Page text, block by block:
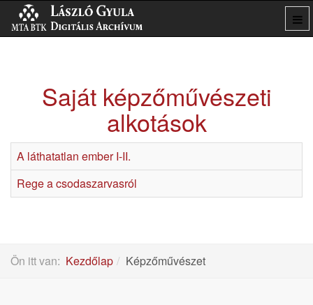
Saját képzőművészeti
alkotások
A láthatatlan ember I-II.
Rege a csodaszarvasról
Ön itt van: Kezdőlap Képzőművészet